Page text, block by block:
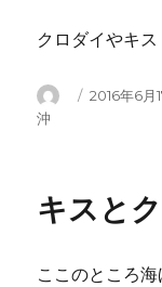
クロダイやキ
投 投
2016年6月
沖
キスと
ここのところ